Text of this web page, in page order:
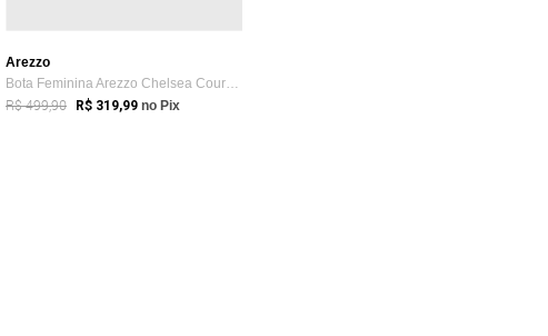
Arezzo
Bota Feminina Arezzo Chelsea Couro Trato...
R$ 499,90 R$ 319,99 no Pix